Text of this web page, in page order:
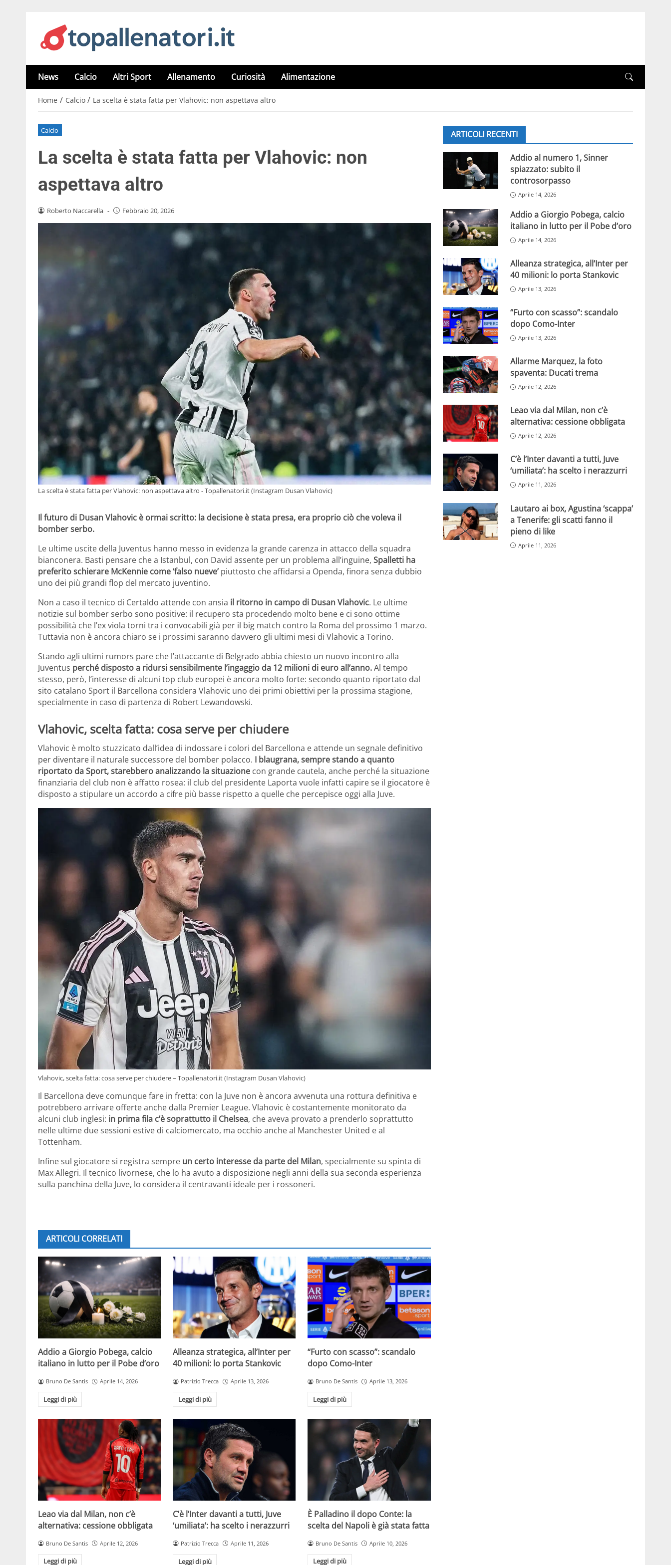
News Calcio Altri Sport Allenamento Curiosità Alimentazione
Home / Calcio / La scelta è stata fatta per Vlahovic: non aspettava altro
Calcio
La scelta è stata fatta per Vlahovic: non
aspettava altro
Roberto Naccarella - Febbraio 20, 2026
La scelta è stata fatta per Vlahovic: non aspettava altro - Topallenatori.it (Instagram Dusan Vlahovic)
Il futuro di Dusan Vlahovic è ormai scritto: la decisione è stata presa, era proprio ciò che voleva il
bomber serbo.
Le ultime uscite della Juventus hanno messo in evidenza la grande carenza in attacco della squadra
bianconera. Basti pensare che a Istanbul, con David assente per un problema all’inguine, Spalletti ha
preferito schierare McKennie come ‘falso nueve’ piuttosto che affidarsi a Openda, finora senza dubbio
uno dei più grandi flop del mercato juventino.
Non a caso il tecnico di Certaldo attende con ansia il ritorno in campo di Dusan Vlahovic. Le ultime
notizie sul bomber serbo sono positive: il recupero sta procedendo molto bene e ci sono ottime
possibilità che l’ex viola torni tra i convocabili già per il big match contro la Roma del prossimo 1 marzo.
Tuttavia non è ancora chiaro se i prossimi saranno davvero gli ultimi mesi di Vlahovic a Torino.
Stando agli ultimi rumors pare che l’attaccante di Belgrado abbia chiesto un nuovo incontro alla
Juventus perché disposto a ridursi sensibilmente l’ingaggio da 12 milioni di euro all’anno.Al tempo
stesso, però, l’interesse di alcuni top club europei è ancora molto forte: secondo quanto riportato dal
sito catalano Sport il Barcellona considera Vlahovic uno dei primi obiettivi per la prossima stagione,
specialmente in caso di partenza di Robert Lewandowski.
Vlahovic, scelta fatta: cosa serve per chiudere
Vlahovic è molto stuzzicato dall’idea di indossare i colori del Barcellona e attende un segnale definitivo
per diventare il naturale successore del bomber polacco. I blaugrana, sempre stando a quanto
riportato da Sport, starebbero analizzando la situazione con grande cautela, anche perché la situazione
finanziaria del club non è affatto rosea: il club del presidente Laporta vuole infatti capire se il giocatore è
disposto a stipulare un accordo a cifre più basse rispetto a quelle che percepisce oggi alla Juve.
Vlahovic, scelta fatta: cosa serve per chiudere – Topallenatori.it (Instagram Dusan Vlahovic)
Il Barcellona deve comunque fare in fretta: con la Juve non è ancora avvenuta una rottura definitiva e
potrebbero arrivare offerte anche dalla Premier League. Vlahovic è costantemente monitorato da
alcuni club inglesi: in prima fila c’è soprattutto il Chelsea, che aveva provato a prenderlo soprattutto
nelle ultime due sessioni estive di calciomercato, ma occhio anche al Manchester United e al
Tottenham.
Infine sul giocatore si registra sempre un certo interesse da parte del Milan, specialmente su spinta di
Max Allegri. Il tecnico livornese, che lo ha avuto a disposizione negli anni della sua seconda esperienza
sulla panchina della Juve, lo considera il centravanti ideale per i rossoneri.
ARTICOLI CORRELATI
Addio a Giorgio Pobega, calcio
italiano in lutto per il Pobe d’oro
Bruno De Santis Aprile 14, 2026
Leggi di più
Alleanza strategica, all’Inter per
40 milioni: lo porta Stankovic
Patrizio Trecca Aprile 13, 2026
Leggi di più
“Furto con scasso”: scandalo
dopo Como-Inter
Bruno De Santis Aprile 13, 2026
Leggi di più
Leao via dal Milan, non c’è
alternativa: cessione obbligata
Bruno De Santis Aprile 12, 2026
Leggi di più
C’è l’Inter davanti a tutti, Juve
‘umiliata’: ha scelto i nerazzurri
Patrizio Trecca Aprile 11, 2026
Leggi di più
È Palladino il dopo Conte: la
scelta del Napoli è già stata fatta
Bruno De Santis Aprile 10, 2026
Leggi di più
ARTICOLI RECENTI
Addio al numero 1, Sinner
spiazzato: subito il
controsorpasso
Aprile 14, 2026
Addio a Giorgio Pobega, calcio
italiano in lutto per il Pobe d’oro
Aprile 14, 2026
Alleanza strategica, all’Inter per
40 milioni: lo porta Stankovic
Aprile 13, 2026
“Furto con scasso”: scandalo
dopo Como-Inter
Aprile 13, 2026
Allarme Marquez, la foto
spaventa: Ducati trema
Aprile 12, 2026
Leao via dal Milan, non c’è
alternativa: cessione obbligata
Aprile 12, 2026
C’è l’Inter davanti a tutti, Juve
‘umiliata’: ha scelto i nerazzurri
Aprile 11, 2026
Lautaro ai box, Agustina ‘scappa’
a Tenerife: gli scatti fanno il
pieno di like
Aprile 11, 2026